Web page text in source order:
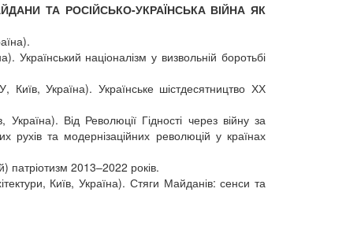
ТА РОСІЙСЬКО-УКРАЇНСЬКА ВІЙНА ЯК
Український націоналізм у визвольній боротьбі
Україна). Українське шістдесятництво ХХ
Від Революції Гідності через війну за
рухів та модернізаційних революцій у країнах
2013–2022 років.
Київ, Україна). Стяги Майданів: сенси та